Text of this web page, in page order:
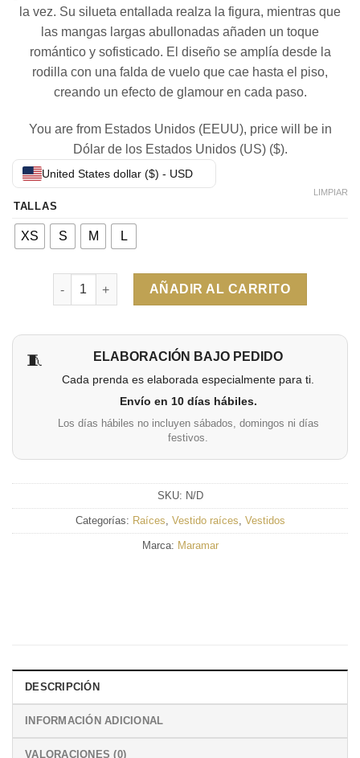
la vez. Su silueta entallada realza la figura, mientras que
las mangas largas abullonadas añaden un toque
romántico y sofisticado. El diseño se amplía desde la
rodilla con una falda de vuelo que cae hasta el piso,
creando un efecto de glamour en cada paso.
You are from Estados Unidos (EEUU), price will be in
Dólar de los Estados Unidos (US) ($).
United States dollar ($) - USD
TALLAS
XS S M L
LIMPIAR
Cantidad
AÑADIR AL CARRITO
🧵 ELABORACIÓN BAJO PEDIDO
Cada prenda es elaborada especialmente para ti.
Envío en 10 días hábiles.
Los días hábiles no incluyen sábados, domingos ni días
festivos.
SKU: N/D
Categorías: Raíces Vestido raíces Vestidos
Marca: Maramar
DESCRIPCIÓN
INFORMACIÓN ADICIONAL
VALORACIONES (0)